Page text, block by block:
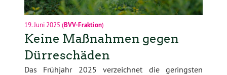
19. Juni 2025 (BVV-Fraktion)
Keine Maßnahmen gegen
Dürreschäden
Das Frühjahr 2025 verzeichnet die geringsten